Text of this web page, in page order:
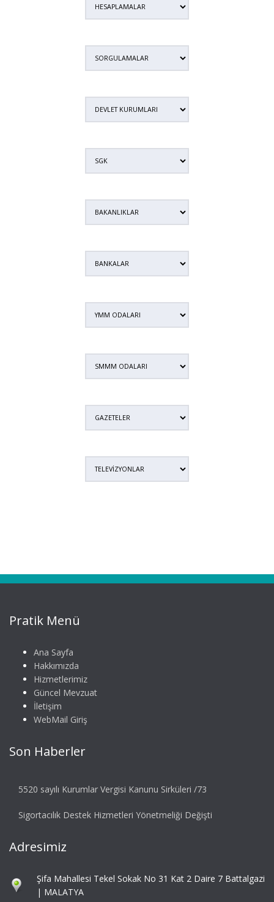
Pratik Menü
Ana Sayfa
Hakkımızda
Hizmetlerimiz
Güncel Mevzuat
İletişim
WebMail Giriş
Son Haberler
5520 sayılı Kurumlar Vergisi Kanunu Sirküleri /73
Sigortacılık Destek Hizmetleri Yönetmeliği Değişti
Adresimiz
Şifa Mahallesi Tekel Sokak No 31 Kat 2 Daire 7 Battalgazi
| MALATYA